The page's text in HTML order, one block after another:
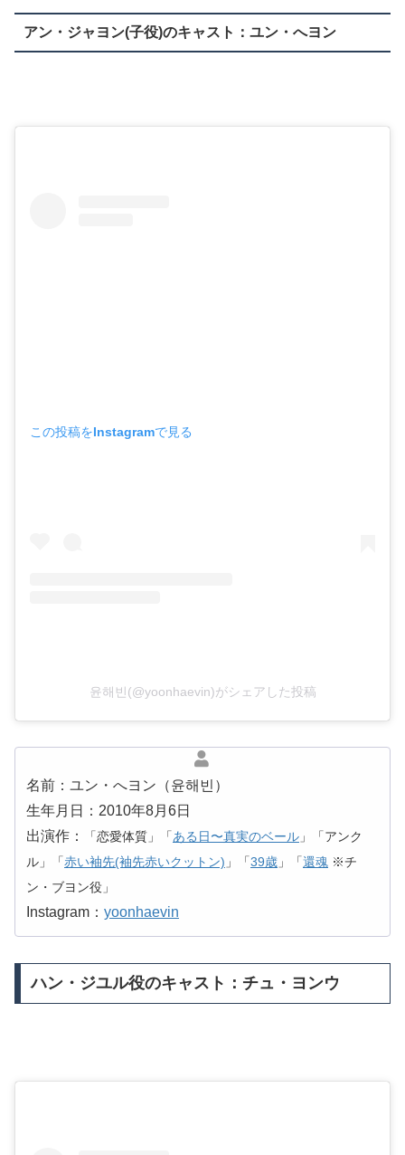
アン・ジャヨン(子役)のキャスト：ユン・へヨン
この投稿をInstagramで見る
윤해빈(@yoonhaevin)がシェアした投稿
名前：ユン・へヨン（윤해빈）
生年月日：2010年8月6日
出演作：
「恋愛体質」「ある日〜真実のベール 」「アンク
ル」「赤い袖先(袖先赤いクットン) 」「39歳 」「還魂 ※チ
ン・ブヨン役」
Instagram： yoonhaevin
ハン・ジユル役のキャスト：チュ・ヨンウ